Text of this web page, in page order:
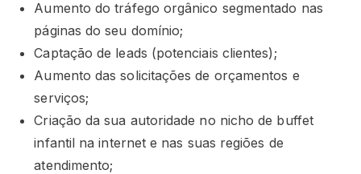
Aumento do tráfego orgânico segmentado nas
páginas do seu domínio;
Captação de leads (potenciais clientes);
Aumento das solicitações de orçamentos e
serviços;
Criação da sua autoridade no nicho de buffet
infantil na internet e nas suas regiões de
atendimento;